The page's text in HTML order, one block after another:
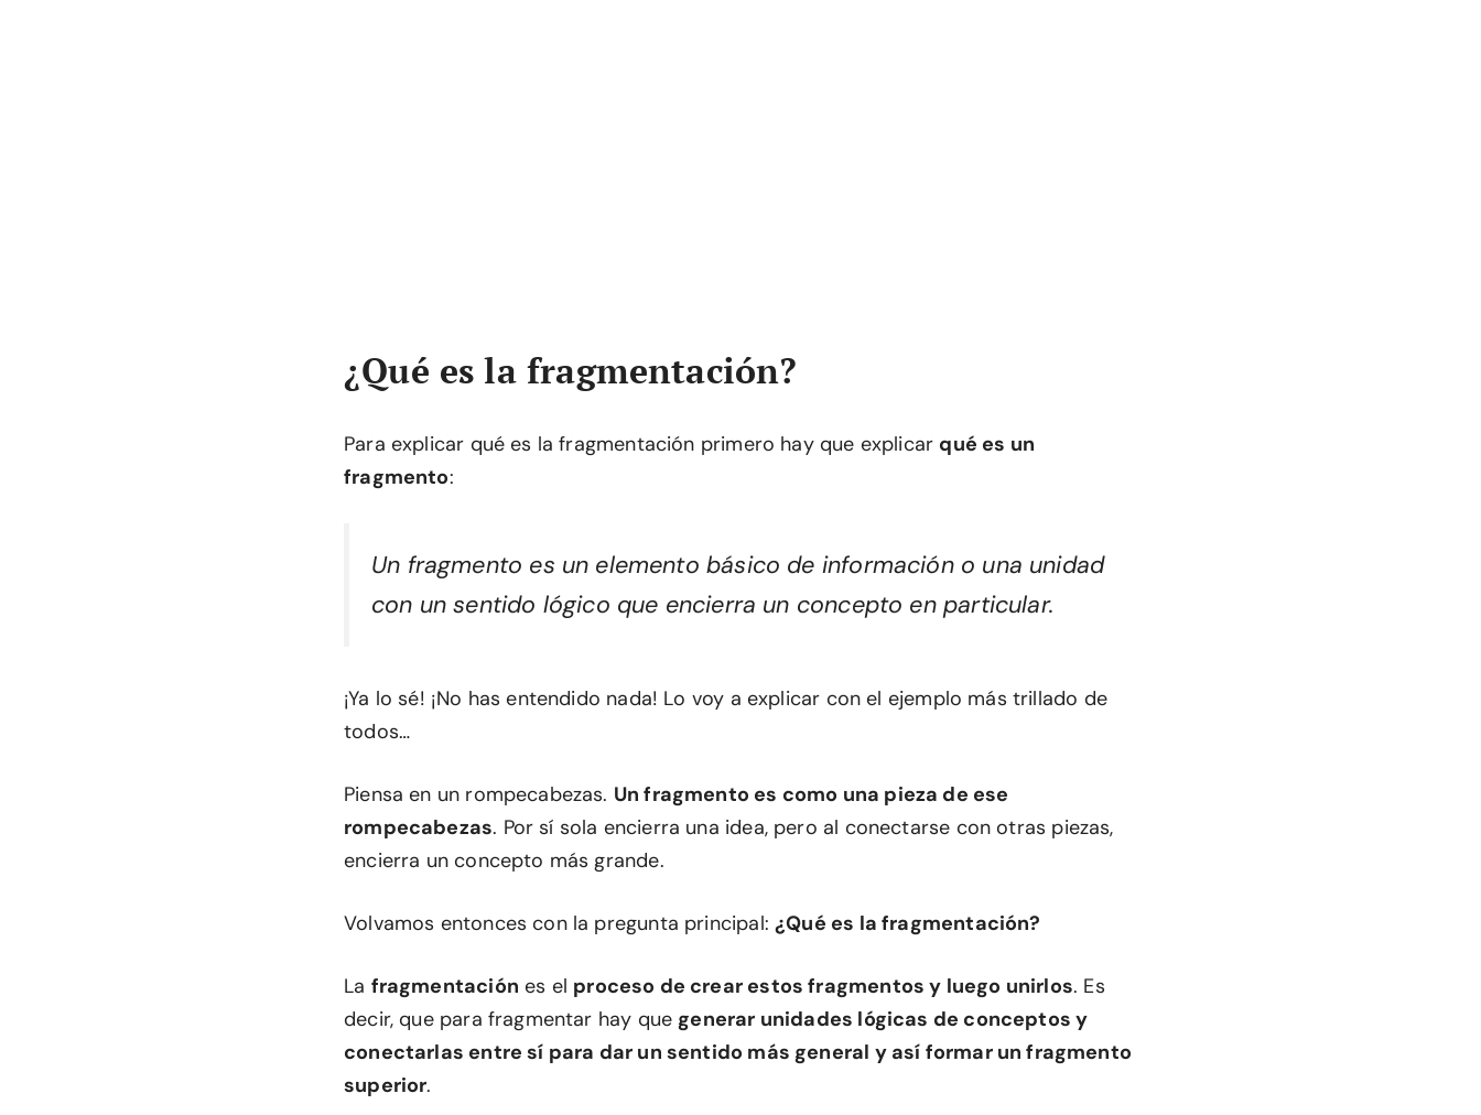
¿Qué es la fragmentación?
Para explicar qué es la fragmentación primero hay que explicar qué es un
fragmento:
Un fragmento es un elemento básico de información o una unidad
con un sentido lógico que encierra un concepto en particular.
¡Ya lo sé! ¡No has entendido nada! Lo voy a explicar con el ejemplo más trillado de
todos…
Piensa en un rompecabezas. Un fragmento es como una pieza de ese
rompecabezas. Por sí sola encierra una idea, pero al conectarse con otras piezas,
encierra un concepto más grande.
Volvamos entonces con la pregunta principal:¿Qué es la fragmentación?
La fragmentación es el proceso de crear estos fragmentos y luego unirlos. Es
decir, que para fragmentar hay que generar unidades lógicas de conceptos y
conectarlas entre sí para dar un sentido más general y así formar un fragmento
superior.